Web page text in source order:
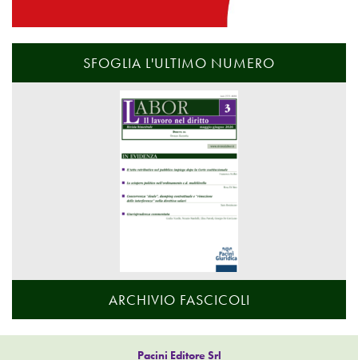
SFOGLIA L'ULTIMO NUMERO
ARCHIVIO FASCICOLI
Pacini Editore Srl